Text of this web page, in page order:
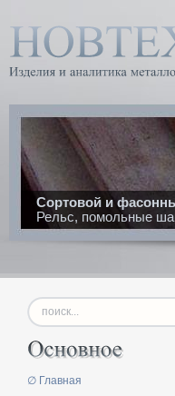
Сортовой и
Рельс, помольные
∅ Главная